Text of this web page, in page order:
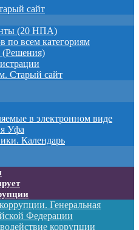
сайт
(20 НПА)
по всем категориям
(Решения)
Старый сайт
в электронном виде
Уфа
Календарь
Генеральная
Федерации
коррупции